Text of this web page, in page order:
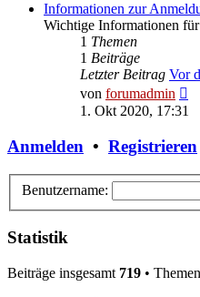
Informationen zur
Wichtige Informationen
1 Themen
1 Beiträge
Letzter Beitrag Vor
von forumadmin
1. Okt 2020, 17:31
Anmelden • Registrieren
Benutzername:
Statistik
Beiträge insgesamt 719 •